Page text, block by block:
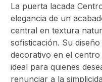
La puerta lacada
elegancia de un
central en textura
sofisticación. Su
decorativo en el
ideal para quienes
renunciar a la